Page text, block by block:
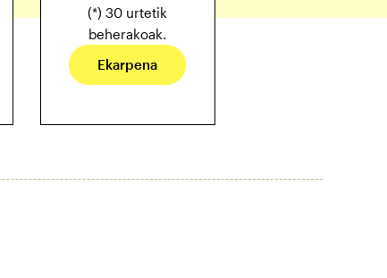
(*) 30 urtetik
beherakoak.
Ekarpena